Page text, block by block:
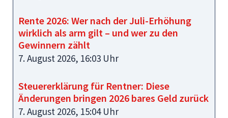
Rente 2026: Wer nach der Juli-Erhöhung
wirklich als arm gilt – und wer zu den
Gewinnern zählt
7. August 2026, 16:03 Uhr
Steuererklärung für Rentner: Diese
Änderungen bringen 2026 bares Geld zurück
7. August 2026, 15:04 Uhr